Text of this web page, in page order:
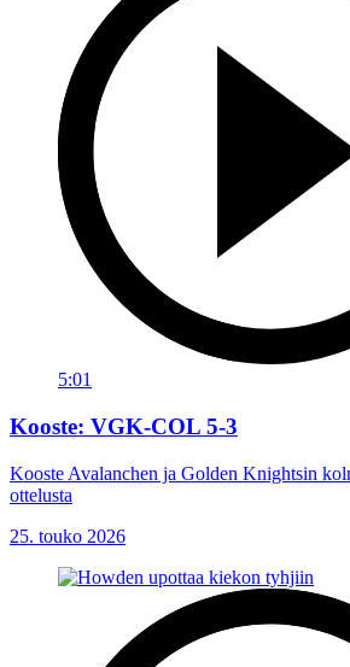
5:01
Kooste: VGK-COL 5-3
Kooste Avalanchen ja Golden Knightsin
ottelusta
25. touko 2026